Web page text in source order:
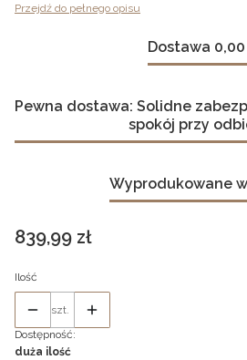
Przejdź do pełnego opisu
Dostawa 0,00
Pewna dostawa: Solidne
spokój przy
Wyprodukowane
Cena
839,99 zł
Ilość
szt.
Dostępność:
duża ilość